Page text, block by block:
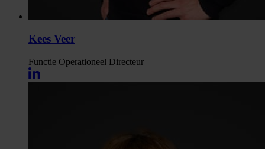
Kees Veer
Functie Operationeel Directeur